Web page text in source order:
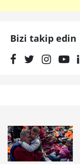
Bizi takip edin